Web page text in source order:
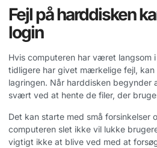
Fejl på harddisken
login
Hvis computeren har været langsom
tidligere har givet mærkelige fejl, kan
lagringen. Når harddisken begynder
svært ved at hente de filer, der
Det kan starte med små forsinkelser
computeren slet ikke vil lukke
vigtigt ikke at blive ved med at